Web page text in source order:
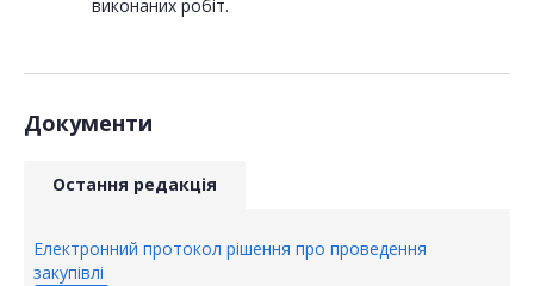
виконаних робіт.
Документи
Остання редакція
Електронний протокол рішення про проведення
закупівлі